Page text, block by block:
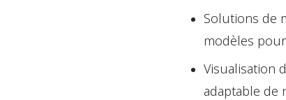
Solutions de
modèles
Visualisation
adaptable de